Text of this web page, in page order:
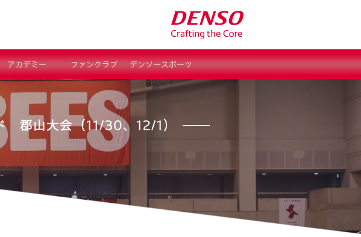
アカデミー ファンクラブ デンソースポーツ
山大会（11/30、12/1）